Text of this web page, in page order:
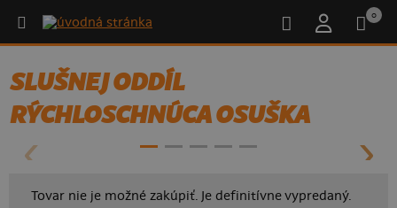
0
SLUŠNEJ ODDÍL
RÝCHLOSCHNÚCA OSUŠKA
Tovar nie je možné zakúpiť. Je definitívne vypredaný.